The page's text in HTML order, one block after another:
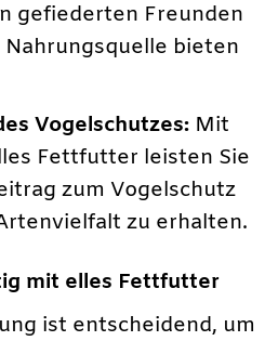
gefiederten Freunden
bieten
Vogelschutzes: Mit
Fettfutter leisten Sie
zum Vogelschutz
zu erhalten.
mit elles Fettfutter
ist entscheidend, um